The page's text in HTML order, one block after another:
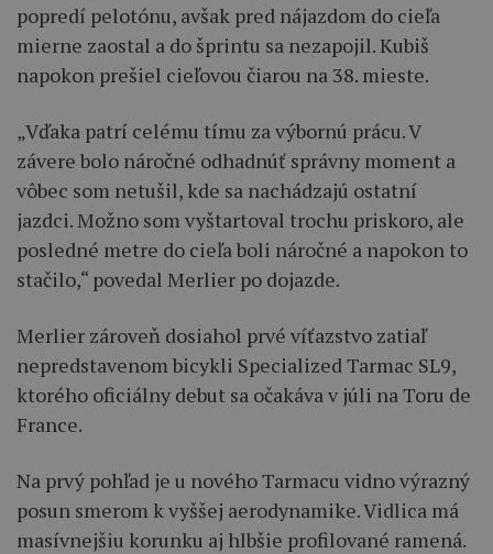
popredí pelotónu, avšak pred nájazdom do cieľa
mierne zaostal a do šprintu sa nezapojil. Kubiš
napokon prešiel cieľovou čiarou na 38. mieste.
„Vďaka patrí celému tímu za výbornú prácu. V
závere bolo náročné odhadnúť správny moment a
vôbec som netušil, kde sa nachádzajú ostatní
jazdci. Možno som vyštartoval trochu priskoro, ale
posledné metre do cieľa boli náročné a napokon to
stačilo,“ povedal Merlier po dojazde.
Merlier zároveň dosiahol prvé víťazstvo zatiaľ
nepredstavenom bicykli Specialized Tarmac SL9,
ktorého oficiálny debut sa očakáva v júli na Toru de
France.
Na prvý pohľad je u nového Tarmacu vidno výrazný
posun smerom k vyššej aerodynamike. Vidlica má
masívnejšiu korunku aj hlbšie profilované ramená.